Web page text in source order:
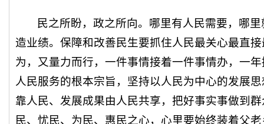
民之所盼，政之所向。哪里有人民需要，哪
造业绩。保障和改善民生要抓住人民最关心最直
为，又量力而行，一件事情接着一件事情办，一
人民服务的根本宗旨，坚持以人民为中心的发展
靠人民、发展成果由人民共享，把好事实事做到
民、忧民、为民、惠民之心，心里要始终装着父